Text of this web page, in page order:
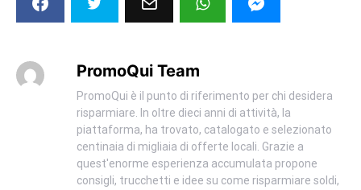
PromoQui Team
PromoQui è il punto di riferimento per chi desidera
risparmiare. In oltre dieci anni di attività, la
piattaforma, ha trovato, catalogato e selezionato
centinaia di migliaia di offerte locali. Grazie a
quest'enorme esperienza accumulata propone
consigli, trucchetti e idee su come risparmiare soldi,